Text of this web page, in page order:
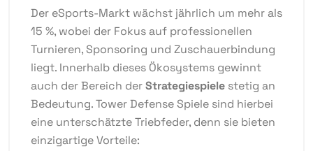
Der eSports-Markt wächst jährlich um mehr als
15 %, wobei der Fokus auf professionellen
Turnieren, Sponsoring und Zuschauerbindung
liegt. Innerhalb dieses Ökosystems gewinnt
auch der Bereich derStrategiespiele stetig an
Bedeutung. Tower Defense Spiele sind hierbei
eine unterschätzte Triebfeder, denn sie bieten
einzigartige Vorteile: